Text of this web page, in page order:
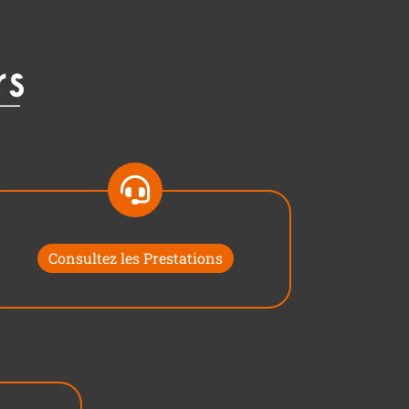
Consultez les Prestations